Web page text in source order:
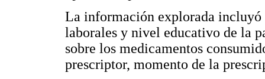
La información explorada incluyó
laborales y nivel educativo de la
sobre los medicamentos
prescriptor, momento de la